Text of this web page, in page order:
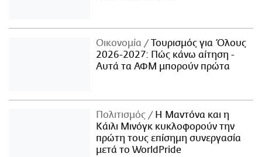
Οικονομία
Τουρισμός για Όλους
2026-2027: Πώς κάνω αίτηση -
Αυτά τα ΑΦΜ μπορούν πρώτα
Πολιτισμός
Η Μαντόνα και η
Κάιλι Μινόγκ κυκλοφορούν την
πρώτη τους επίσημη συνεργασία
μετά το WorldPride